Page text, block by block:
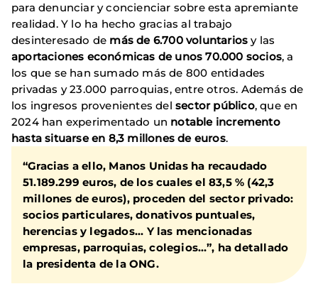
para denunciar y concienciar sobre esta apremiante
realidad. Y lo ha hecho gracias al trabajo
desinteresado de más de 6.700 voluntarios y las
aportaciones económicas de unos 70.000 socios, a
los que se han sumado más de 800 entidades
privadas y 23.000 parroquias, entre otros. Además de
los ingresos provenientes del sector público, que en
2024 han experimentado un notable incremento
hasta situarse en 8,3 millones de euros.
“Gracias a ello, Manos Unidas ha recaudado
51.189.299 euros, de los cuales el 83,5 % (42,3
millones de euros), proceden del sector privado:
socios particulares, donativos puntuales,
herencias y legados... Y las mencionadas
empresas, parroquias, colegios…”, ha detallado
la presidenta de la ONG.